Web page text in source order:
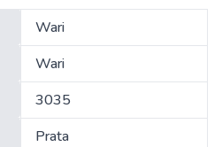
‎Wari
‎Wari
‎3035
‎Prata